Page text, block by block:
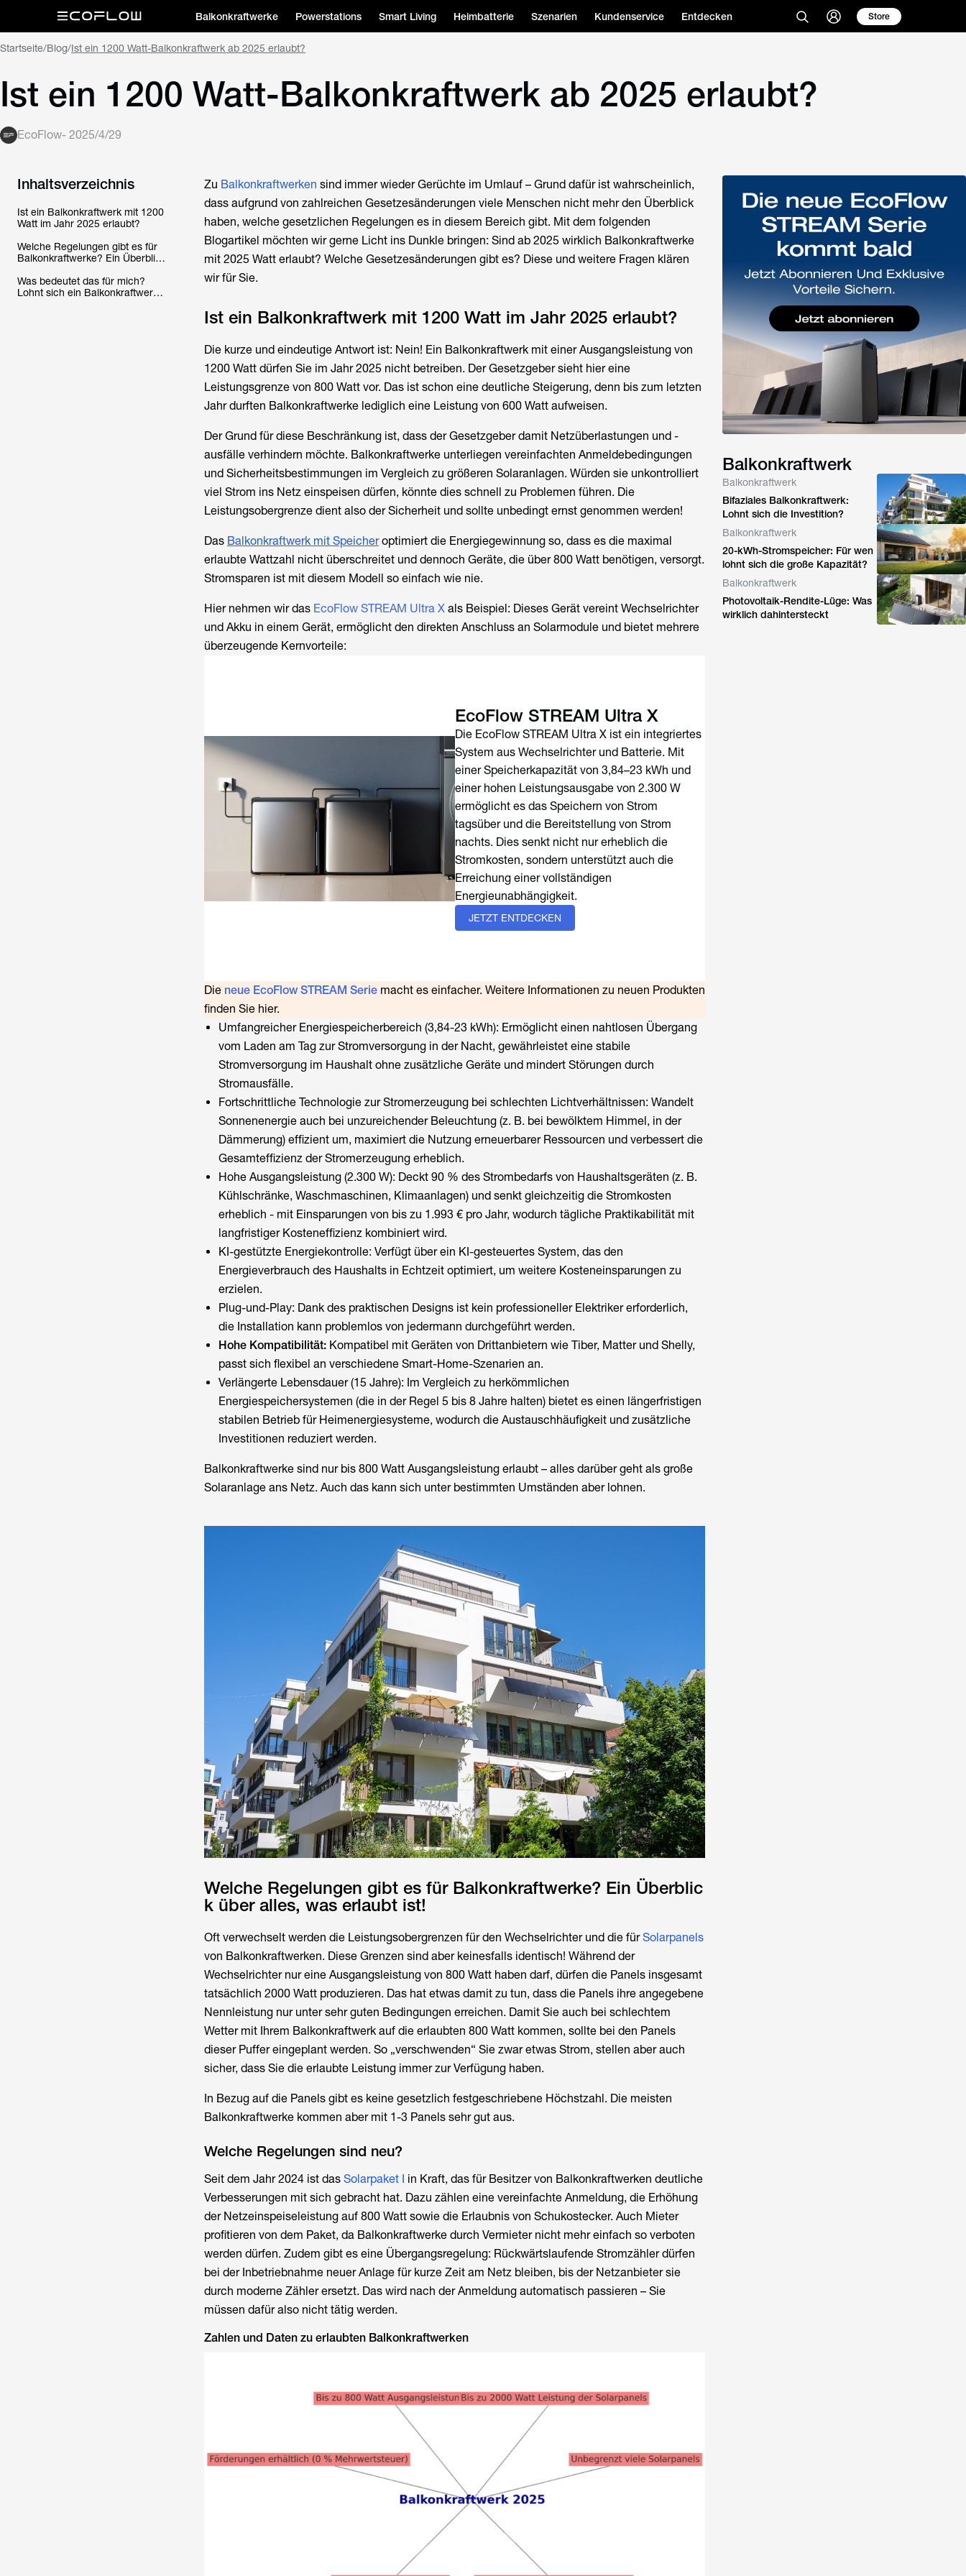
Balkonkraftwerke Powerstations Smart Living Heimbatterie Szenarien Kundenservice Entdecken Store
Startseite/Blog/Ist ein 1200 Watt-Balkonkraftwerk ab 2025 erlaubt?
Ist ein 1200 Watt-Balkonkraftwerk ab 2025 erlaubt?
EcoFlow- 2025/4/29
Inhaltsverzeichnis
Ist ein Balkonkraftwerk mit 1200
Watt im Jahr 2025 erlaubt?
Welche Regelungen gibt es für
Balkonkraftwerke? Ein Überblick
Was bedeutet das für mich?
Lohnt sich ein Balkonkraftwerk
Zu Balkonkraftwerken sind immer wieder Gerüchte im Umlauf – Grund dafür ist wahrscheinlich,
dass aufgrund von zahlreichen Gesetzesänderungen viele Menschen nicht mehr den Überblick
haben, welche gesetzlichen Regelungen es in diesem Bereich gibt. Mit dem folgenden
Blogartikel möchten wir gerne Licht ins Dunkle bringen: Sind ab 2025 wirklich Balkonkraftwerke
mit 2025 Watt erlaubt? Welche Gesetzesänderungen gibt es? Diese und weitere Fragen klären
wir für Sie.
Ist ein Balkonkraftwerk mit 1200 Watt im Jahr 2025 erlaubt?
Die kurze und eindeutige Antwort ist: Nein! Ein Balkonkraftwerk mit einer Ausgangsleistung von
1200 Watt dürfen Sie im Jahr 2025 nicht betreiben. Der Gesetzgeber sieht hier eine
Leistungsgrenze von 800 Watt vor. Das ist schon eine deutliche Steigerung, denn bis zum letzten
Jahr durften Balkonkraftwerke lediglich eine Leistung von 600 Watt aufweisen.
Der Grund für diese Beschränkung ist, dass der Gesetzgeber damit Netzüberlastungen und -
ausfälle verhindern möchte. Balkonkraftwerke unterliegen vereinfachten Anmeldebedingungen
und Sicherheitsbestimmungen im Vergleich zu größeren Solaranlagen. Würden sie unkontrolliert
viel Strom ins Netz einspeisen dürfen, könnte dies schnell zu Problemen führen. Die
Leistungsobergrenze dient also der Sicherheit und sollte unbedingt ernst genommen werden!
Das Balkonkraftwerk mit Speicheroptimiert die Energiegewinnung so, dass es die maximal
erlaubte Wattzahl nicht überschreitet und dennoch Geräte, die über 800 Watt benötigen, versorgt.
Stromsparen ist mit diesem Modell so einfach wie nie.
Hier nehmen wir das EcoFlow STREAM Ultra Xals Beispiel: Dieses Gerät vereint Wechselrichter
und Akku in einem Gerät, ermöglicht den direkten Anschluss an Solarmodule und bietet mehrere
überzeugende Kernvorteile:
EcoFlow STREAM Ultra X
Die EcoFlow STREAM Ultra X ist ein integriertes
System aus Wechselrichter und Batterie. Mit
einer Speicherkapazität von 3,84–23 kWh und
einer hohen Leistungsausgabe von 2.300 W
ermöglicht es das Speichern von Strom
tagsüber und die Bereitstellung von Strom
nachts. Dies senkt nicht nur erheblich die
Stromkosten, sondern unterstützt auch die
Erreichung einer vollständigen
Energieunabhängigkeit.
JETZT ENTDECKEN
Die neue EcoFlow STREAM Serie macht es einfacher. Weitere Informationen zu neuen Produkten
finden Sie hier.
Umfangreicher Energiespeicherbereich (3,84-23 kWh): Ermöglicht einen nahtlosen Übergang
vom Laden am Tag zur Stromversorgung in der Nacht, gewährleistet eine stabile
Stromversorgung im Haushalt ohne zusätzliche Geräte und mindert Störungen durch
Stromausfälle.
Fortschrittliche Technologie zur Stromerzeugung bei schlechten Lichtverhältnissen: Wandelt
Sonnenenergie auch bei unzureichender Beleuchtung (z. B. bei bewölktem Himmel, in der
Dämmerung) effizient um, maximiert die Nutzung erneuerbarer Ressourcen und verbessert die
Gesamteffizienz der Stromerzeugung erheblich.
Hohe Ausgangsleistung (2.300 W): Deckt 90 % des Strombedarfs von Haushaltsgeräten (z. B.
Kühlschränke, Waschmaschinen, Klimaanlagen) und senkt gleichzeitig die Stromkosten
erheblich - mit Einsparungen von bis zu 1.993 € pro Jahr, wodurch tägliche Praktikabilität mit
langfristiger Kosteneffizienz kombiniert wird.
KI-gestützte Energiekontrolle: Verfügt über ein KI-gesteuertes System, das den
Energieverbrauch des Haushalts in Echtzeit optimiert, um weitere Kosteneinsparungen zu
erzielen.
Plug-und-Play: Dank des praktischen Designs ist kein professioneller Elektriker erforderlich,
die Installation kann problemlos von jedermann durchgeführt werden.
Hohe Kompatibilität:Kompatibel mit Geräten von Drittanbietern wie Tiber, Matter und Shelly,
passt sich flexibel an verschiedene Smart-Home-Szenarien an.
Verlängerte Lebensdauer (15 Jahre): Im Vergleich zu herkömmlichen
Energiespeichersystemen (die in der Regel 5 bis 8 Jahre halten) bietet es einen längerfristigen
stabilen Betrieb für Heimenergiesysteme, wodurch die Austauschhäufigkeit und zusätzliche
Investitionen reduziert werden.
Balkonkraftwerke sind nur bis 800 Watt Ausgangsleistung erlaubt – alles darüber geht als große
Solaranlage ans Netz. Auch das kann sich unter bestimmten Umständen aber lohnen.
Welche Regelungen gibt es für Balkonkraftwerke? Ein Überblic
k über alles, was erlaubt ist!
Oft verwechselt werden die Leistungsobergrenzen für den Wechselrichter und die fürSolarpanels
von Balkonkraftwerken. Diese Grenzen sind aber keinesfalls identisch! Während der
Wechselrichter nur eine Ausgangsleistung von 800 Watt haben darf, dürfen die Panels insgesamt
tatsächlich 2000 Watt produzieren. Das hat etwas damit zu tun, dass die Panels ihre angegebene
Nennleistung nur unter sehr guten Bedingungen erreichen. Damit Sie auch bei schlechtem
Wetter mit Ihrem Balkonkraftwerk auf die erlaubten 800 Watt kommen, sollte bei den Panels
dieser Puffer eingeplant werden. So „verschwenden“ Sie zwar etwas Strom, stellen aber auch
sicher, dass Sie die erlaubte Leistung immer zur Verfügung haben.
In Bezug auf die Panels gibt es keine gesetzlich festgeschriebene Höchstzahl. Die meisten
Balkonkraftwerke kommen aber mit 1-3 Panels sehr gut aus.
Welche Regelungen sind neu?
Seit dem Jahr 2024 ist dasSolarpaket I in Kraft, das für Besitzer von Balkonkraftwerken deutliche
Verbesserungen mit sich gebracht hat. Dazu zählen eine vereinfachte Anmeldung, die Erhöhung
der Netzeinspeiseleistung auf 800 Watt sowie die Erlaubnis von Schukostecker. Auch Mieter
profitieren von dem Paket, da Balkonkraftwerke durch Vermieter nicht mehr einfach so verboten
werden dürfen. Zudem gibt es eine Übergangsregelung: Rückwärtslaufende Stromzähler dürfen
bei der Inbetriebnahme neuer Anlage für kurze Zeit am Netz bleiben, bis der Netzanbieter sie
durch moderne Zähler ersetzt. Das wird nach der Anmeldung automatisch passieren – Sie
müssen dafür also nicht tätig werden.
Zahlen und Daten zu erlaubten Balkonkraftwerken
Balkonkraftwerk
Balkonkraftwerk
Bifaziales Balkonkraftwerk:
Lohnt sich die Investition?
Balkonkraftwerk
20-kWh-Stromspeicher: Für wen
lohnt sich die große Kapazität?
Balkonkraftwerk
Photovoltaik-Rendite-Lüge: Was
wirklich dahintersteckt